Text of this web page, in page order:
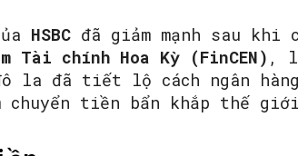
HSBC đã giảm mạnh sau
Tài chính Hoa Kỳ (FinCEN) ,
la đã tiết lộ cách ngân
chuyển tiền bẩn khắp thế